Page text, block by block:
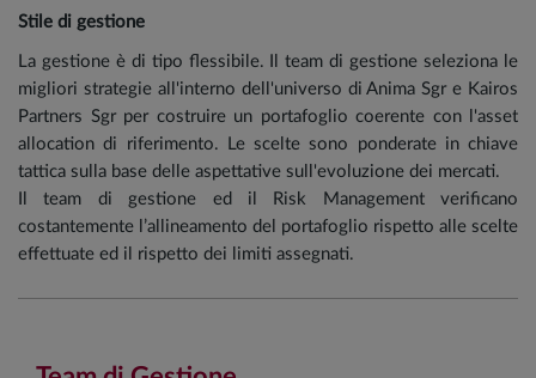
Stile di gestione
La gestione è di tipo flessibile. Il team di gestione seleziona le
migliori strategie all'interno dell'universo di Anima Sgr e Kairos
Partners Sgr per costruire un portafoglio coerente con l'asset
allocation di riferimento. Le scelte sono ponderate in chiave
tattica sulla base delle aspettative sull'evoluzione dei mercati.
Il team di gestione ed il Risk Management verificano
costantemente l’allineamento del portafoglio rispetto alle scelte
effettuate ed il rispetto dei limiti assegnati.